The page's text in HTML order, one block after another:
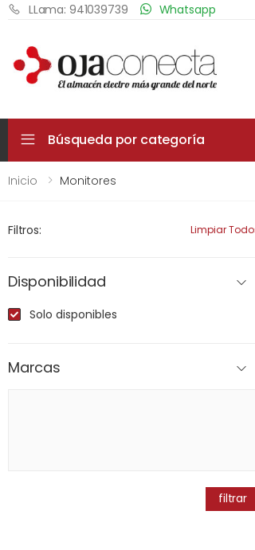
LLama: 941039739 Whatsapp
Búsqueda por categoría
Inicio Monitores
Filtros: Limpiar
Disponibilidad
Solo disponibles
Marcas
filtrar